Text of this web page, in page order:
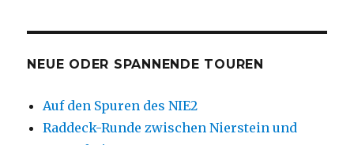
NEUE ODER SPANNENDE TOUREN
Auf den Spuren des NIE2
Raddeck-Runde zwischen Nierstein und